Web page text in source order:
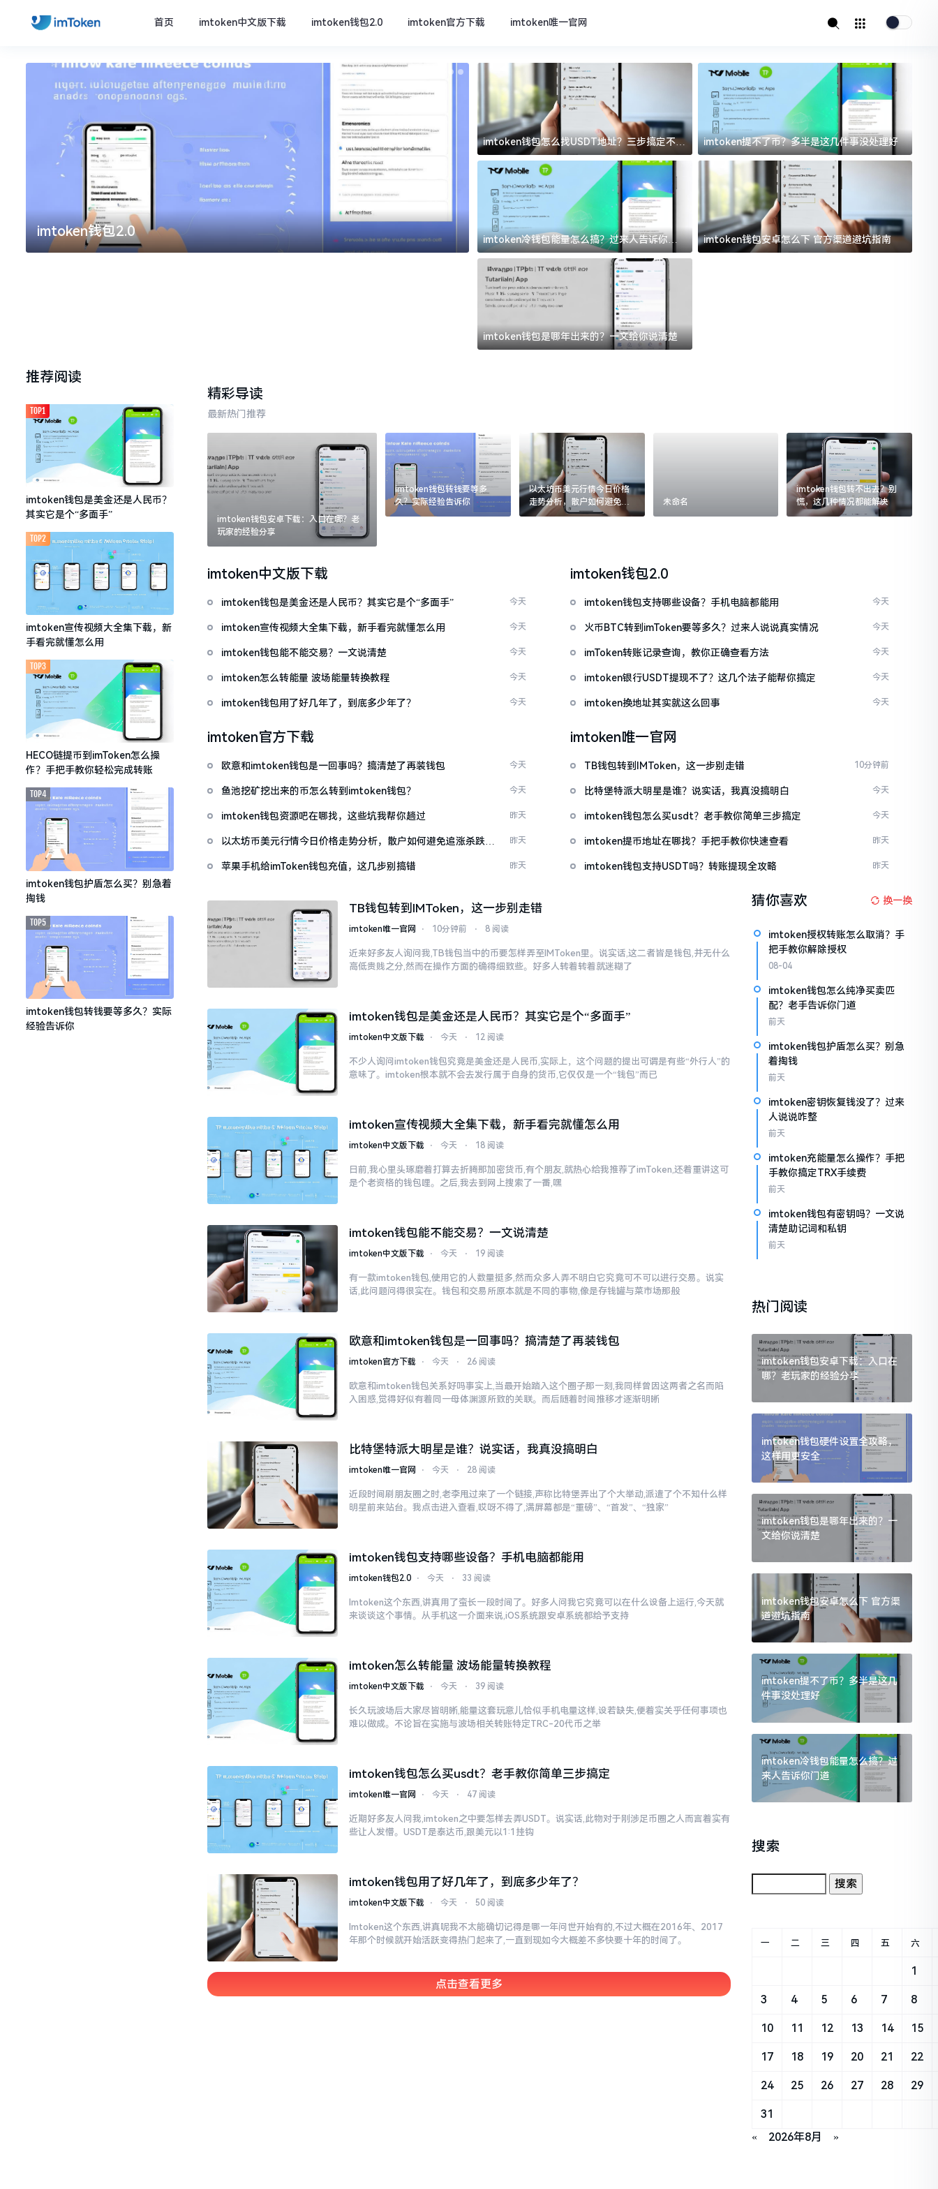
首页 imtoken中文版下载 imtoken钱包2.0 imtoken官方下载 imtoken唯一官网
imtoken钱包2.0 imtoken官方下载
imtoken钱包怎么找USDT地址？三步搞定不踩
坑
imtoken提不了币？多半是这几件事没处理好
imtoken冷钱包能量怎么搞？过来人告诉你门
道
imtoken钱包安卓怎么下 官方渠道避坑指南
imtoken钱包是哪年出来的？一文给你说清楚
推荐阅读
imtoken钱包是美金还是人民币？
其实它是个“多面手”
TOP1
imtoken宣传视频大全集下载，新
手看完就懂怎么用
TOP2
HECO链提币到imToken怎么操
作？手把手教你轻松完成转账
TOP3
imtoken钱包护盾怎么买？别急着
掏钱
TOP4
imtoken钱包转钱要等多久？实际
经验告诉你
TOP5
精彩导读
最新热门推荐
imtoken钱包安卓下载：入口在哪？老
玩家的经验分享
imtoken钱包转钱要等多
久？实际经验告诉你
以太坊币美元行情今日价格
走势分析，散户如何避免追
涨杀跌被套牢
未命名
imtoken钱包转不出去？别
慌，这几种情况都能解决
imtoken中文版下载
imtoken钱包是美金还是人民币？其实它是个“多面手” 今天
imtoken宣传视频大全集下载，新手看完就懂怎么用 今天
imtoken钱包能不能交易？一文说清楚 今天
imtoken怎么转能量 波场能量转换教程 今天
imtoken钱包用了好几年了，到底多少年了？ 今天
imtoken钱包2.0
imtoken钱包支持哪些设备？手机电脑都能用 今天
火币BTC转到imToken要等多久？过来人说说真实情况 今天
imToken转账记录查询，教你正确查看方法 今天
imtoken银行USDT提现不了？这几个法子能帮你搞定 今天
imtoken换地址其实就这么回事 今天
imtoken官方下载
欧意和imtoken钱包是一回事吗？搞清楚了再装钱包 今天
鱼池挖矿挖出来的币怎么转到imtoken钱包？ 今天
imtoken钱包资源吧在哪找，这些坑我帮你趟过 昨天
以太坊币美元行情今日价格走势分析，散户如何避免追涨杀跌被
昨天
苹果手机给imToken钱包充值，这几步别搞错 昨天
imtoken唯一官网
TB钱包转到IMToken，这一步别走错 10分钟前
比特堡特派大明星是谁？说实话，我真没搞明白 今天
imtoken钱包怎么买usdt？老手教你简单三步搞定 今天
imtoken提币地址在哪找？手把手教你快速查看 昨天
imtoken钱包支持USDT吗？转账提现全攻略 昨天
TB钱包转到IMToken，这一步别走错
imtoken唯一官网 ⋅ 10分钟前 ⋅ 8 阅读
近来好多友人询问我,TB钱包当中的币要怎样弄至IMToken里。说实话,这二者皆是钱包,并无什么
高低贵贱之分,然而在操作方面的确得细致些。好多人转着转着就迷糊了
imtoken钱包是美金还是人民币？其实它是个“多面手”
imtoken中文版下载 ⋅ 今天 ⋅ 12 阅读
不少人询问imtoken钱包究竟是美金还是人民币,实际上，这个问题的提出可谓是有些“外行人”的
意味了。imtoken根本就不会去发行属于自身的货币,它仅仅是一个“钱包”而已
imtoken宣传视频大全集下载，新手看完就懂怎么用
imtoken中文版下载 ⋅ 今天 ⋅ 18 阅读
日前,我心里头琢磨着打算去折腾那加密货币,有个朋友,就热心给我推荐了imToken,还着重讲这可
是个老资格的钱包哩。之后,我去到网上搜索了一番,嘿
imtoken钱包能不能交易？一文说清楚
imtoken中文版下载 ⋅ 今天 ⋅ 19 阅读
有一款imtoken钱包,使用它的人数量挺多,然而众多人弄不明白它究竟可不可以进行交易。说实
话,此问题问得很实在。钱包和交易所原本就是不同的事物,像是存钱罐与菜市场那般
欧意和imtoken钱包是一回事吗？搞清楚了再装钱包
imtoken官方下载 ⋅ 今天 ⋅ 26 阅读
欧意和imtoken钱包关系好吗事实上,当最开始踏入这个圈子那一刻,我同样曾因这两者之名而陷
入困惑,觉得好似有着同一母体渊源所致的关联。而后随着时间推移才逐渐明晰
比特堡特派大明星是谁？说实话，我真没搞明白
imtoken唯一官网 ⋅ 今天 ⋅ 28 阅读
近段时间刷朋友圈之时,老李甩过来了一个链接,声称比特堡弄出了个大举动,派遣了个不知什么样
明星前来站台。我点击进入查看,哎呀不得了,满屏幕都是“重磅”、“首发”、“独家”
imtoken钱包支持哪些设备？手机电脑都能用
imtoken钱包2.0 ⋅ 今天 ⋅ 33 阅读
Imtoken这个东西,讲真用了蛮长一段时间了。好多人问我它究竟可以在什么设备上运行,今天就
来谈谈这个事情。从手机这一介面来说,iOS系统跟安卓系统都给予支持
imtoken怎么转能量 波场能量转换教程
imtoken中文版下载 ⋅ 今天 ⋅ 39 阅读
长久玩波场后大家尽皆明晰,能量这套玩意儿恰似手机电量这样,设若缺失,便着实关乎任何事项也
难以做成。不论旨在实施与波场相关转账特定TRC-20代币之举
imtoken钱包怎么买usdt？老手教你简单三步搞定
imtoken唯一官网 ⋅ 今天 ⋅ 47 阅读
近期好多友人问我,imtoken之中要怎样去弄USDT。说实话,此物对于刚涉足币圈之人而言着实有
些让人发懵。USDT是泰达币,跟美元以1:1挂钩
imtoken钱包用了好几年了，到底多少年了？
imtoken中文版下载 ⋅ 今天 ⋅ 50 阅读
Imtoken这个东西,讲真呢我不太能确切记得是哪一年问世开始有的,不过大概在2016年、2017
年那个时候就开始活跃变得热门起来了,一直到现如今大概差不多快要十年的时间了。
点击查看更多
猜你喜欢 换一换
imtoken授权转账怎么取消？手
把手教你解除授权
08-04
imtoken钱包怎么纯净买卖匹
配？老手告诉你门道
前天
imtoken钱包护盾怎么买？别急
着掏钱
前天
imtoken密钥恢复钱没了？过来
人说说咋整
前天
imtoken充能量怎么操作？手把
手教你搞定TRX手续费
前天
imtoken钱包有密钥吗？一文说
清楚助记词和私钥
前天
热门阅读
imtoken钱包安卓下载：入口在
哪？老玩家的经验分享
imtoken钱包硬件设置全攻略，
这样用更安全
imtoken钱包是哪年出来的？一
文给你说清楚
imtoken钱包安卓怎么下 官方渠
道避坑指南
imtoken提不了币？多半是这几
件事没处理好
imtoken冷钱包能量怎么搞？过
来人告诉你门道
搜索
« 2026年8月 »
一 二 三 四 五 六
1
3 4 5 6 7 8
10 11 12 13 14 15
17 18 19 20 21 22
24 25 26 27 28 29
31